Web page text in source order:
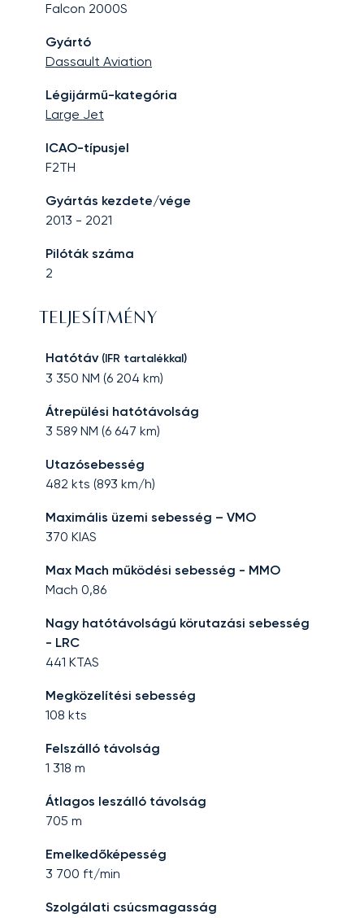
Falcon 2000S
Gyártó
Dassault Aviation
Légijármű-kategória
Large Jet
ICAO-típusjel
F2TH
Gyártás kezdete/vége
2013 - 2021
Pilóták száma
2
TELJESÍTMÉNY
Hatótáv(IFR tartalékkal)
3 350 NM (6 204 km)
Átrepülési hatótávolság
3 589 NM (6 647 km)
Utazósebesség
482 kts (893 km/h)
Maximális üzemi sebesség – VMO
370 KIAS
Max Mach működési sebesség - MMO
Mach 0,86
Nagy hatótávolságú körutazási sebesség
- LRC
441 KTAS
Megközelítési sebesség
108 kts
Felszálló távolság
1 318 m
Átlagos leszálló távolság
705 m
Emelkedőképesség
3 700 ft/min
Szolgálati csúcsmagasság